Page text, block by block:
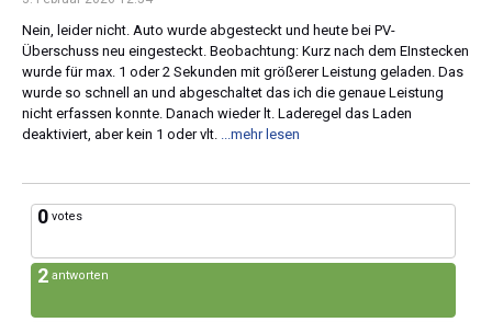
Nein, leider nicht. Auto wurde abgesteckt und heute bei PV-
Überschuss neu eingesteckt. Beobachtung: Kurz nach dem EInstecken
wurde für max. 1 oder 2 Sekunden mit größerer Leistung geladen. Das
wurde so schnell an und abgeschaltet das ich die genaue Leistung
nicht erfassen konnte. Danach wieder lt. Laderegel das Laden
deaktiviert, aber kein 1 oder vlt. ...mehr lesen
0 votes
2 antworten